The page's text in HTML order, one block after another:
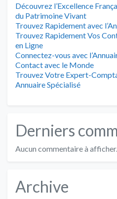
Découvrez l’Excellence
du Patrimoine Vivant
Trouvez Rapidement avec
Trouvez Rapidement Vos
en Ligne
Connectez-vous avec
Contact avec le Monde
Trouvez Votre Expert-
Annuaire Spécialisé
Derniers
Aucun commentaire à afficher.
Archive